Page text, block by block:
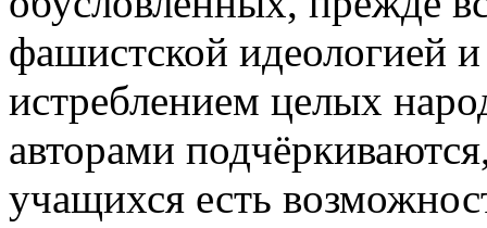
фашистской идеологией
истреблением целых
авторами
учащихся есть